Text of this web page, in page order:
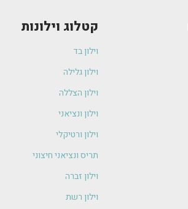
קטלוג וילונות
וילון בד
וילון גלילה
וילון הצללה
וילון ונציאני
וילון ורטיקלי
תריס ונציאני חיצוני
וילון זברה
וילון רשת